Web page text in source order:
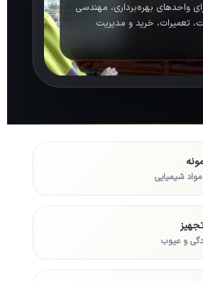
واحدهای بهره‌برداری، مهندسی
تعمیرات، خرید و مدیریت
شیمیایی
و عیوب